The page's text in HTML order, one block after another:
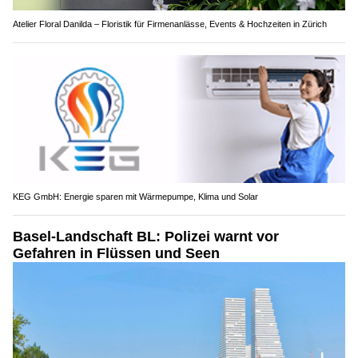
Atelier Floral Danilda – Floristik für Firmenanlässe, Events & Hochzeiten in Zürich
KEG GmbH: Energie sparen mit Wärmepumpe, Klima und Solar
Basel-Landschaft BL: Polizei warnt vor
Gefahren in Flüssen und Seen